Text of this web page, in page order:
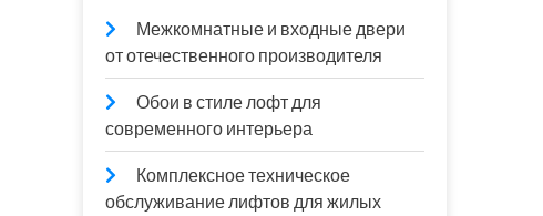
Межкомнатные и входные двери
от отечественного производителя
Обои в стиле лофт для
современного интерьера
Комплексное техническое
обслуживание лифтов для жилых